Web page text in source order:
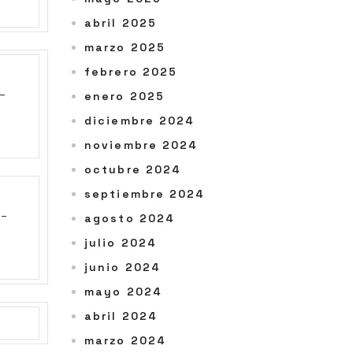
abril 2025
marzo 2025
febrero 2025
enero 2025
diciembre 2024
noviembre 2024
octubre 2024
septiembre 2024
agosto 2024
julio 2024
junio 2024
mayo 2024
abril 2024
marzo 2024